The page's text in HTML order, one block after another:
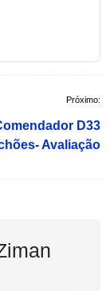
Próximo:
D33
Avaliação